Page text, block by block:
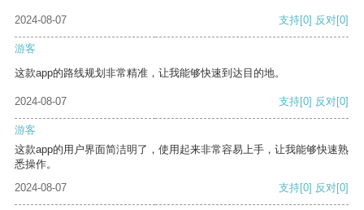
2024-08-07 支持[0] 反对[0]
游客
这款app的路线规划非常精准，让我能够快速到达目的地。
2024-08-07 支持[0] 反对[0]
游客
这款app的用户界面简洁明了，使用起来非常容易上手，让我能够快速熟
悉操作。
2024-08-07
支持[0] 反对[0]